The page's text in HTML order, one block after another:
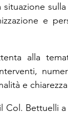
e
alla
e
Bettuelli